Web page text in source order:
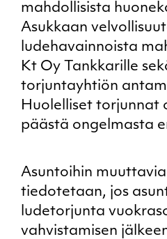
mahdollisista
Asukkaan
ludehavainnoista
Kt Oy Tankkarille
torjuntayhtiön
Huolelliset torjunnat
päästä ongelmasta
Asuntoihin
tiedotetaan, jos
ludetorjunta
vahvistamisen